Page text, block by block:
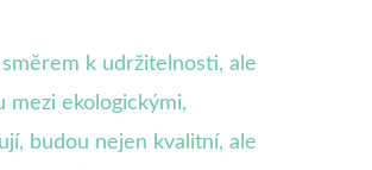
k udržitelnosti, ale
ekologickými,
budou nejen kvalitní, ale